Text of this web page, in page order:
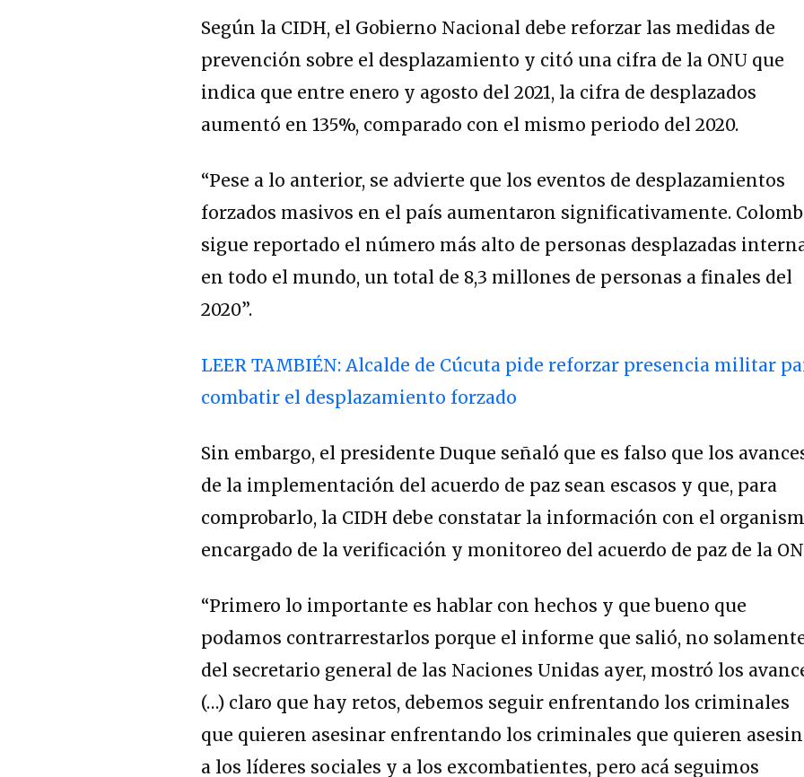
Según la CIDH, el Gobierno Nacional debe reforzar las medidas de
prevención sobre el desplazamiento y citó una cifra de la ONU que
indica que entre enero y agosto del 2021, la cifra de desplazados
aumentó en 135%, comparado con el mismo periodo del 2020.
“Pese a lo anterior, se advierte que los eventos de desplazamientos
forzados masivos en el país aumentaron significativamente.
sigue reportado el número más alto de personas desplazadas
en todo el mundo, un total de 8,3 millones de personas a finales del
2020”.
LEER TAMBIÉN: Alcalde de Cúcuta pide reforzar presencia militar
combatir el desplazamiento forzado
Sin embargo, el presidente Duque señaló que es falso que los
de la implementación del acuerdo de paz sean escasos y que, para
comprobarlo, la CIDH debe constatar la información con el
encargado de la verificación y monitoreo del acuerdo de paz de la
“Primero lo importante es hablar con hechos y que bueno que
podamos contrarrestarlos porque el informe que salió, no
del secretario general de las Naciones Unidas ayer, mostró los
(…) claro que hay retos, debemos seguir enfrentando los criminales
que quieren asesinar enfrentando los criminales que quieren
a los líderes sociales y a los excombatientes, pero acá seguimos